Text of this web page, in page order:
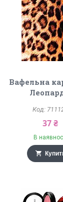
Вафельна
37 ₴
В